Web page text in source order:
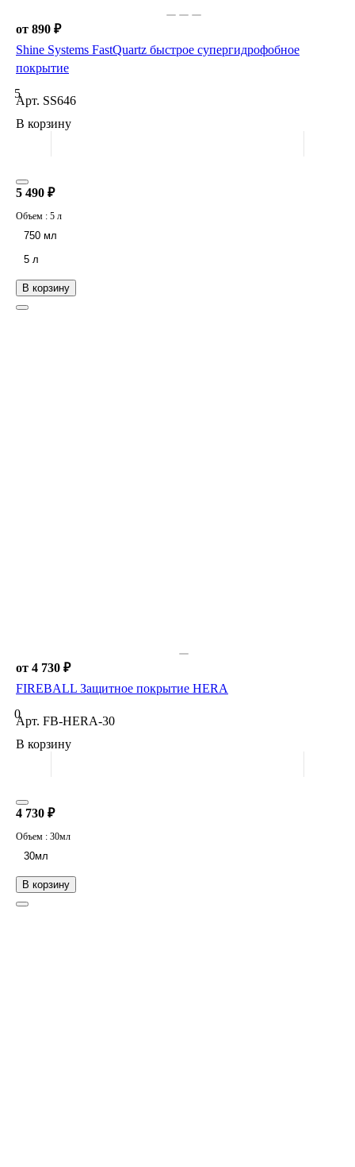
от 890 ₽
Shine Systems FastQuartz быстрое супергидрофобное
покрытие
5
Арт. SS646
В корзину
В корзину
5 490 ₽
Объем : 5 л
750 мл
5 л
от 4 730 ₽
FIREBALL Защитное покрытие HERA
0
Арт. FB-HERA-30
В корзину
В корзину
4 730 ₽
Объем : 30мл
30мл